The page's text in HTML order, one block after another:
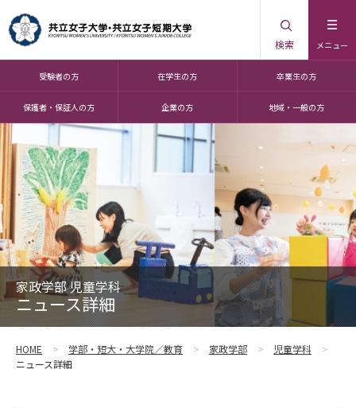
メニュー
検索
受験者の方 在学生の方 卒業生の方
保護者・保証人の方 企業の方 地域・一般の方
家政学部 児童学科
ニュース詳細
HOME 学部・短大・大学院／教育 家政学部
児童学科
ニュース詳細